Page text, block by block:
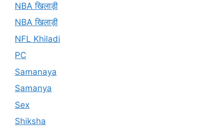
NBA खिलाड़ी
NBA खिलाड़ी
NFL Khiladi
PC
Samanaya
Samanya
Sex
Shiksha